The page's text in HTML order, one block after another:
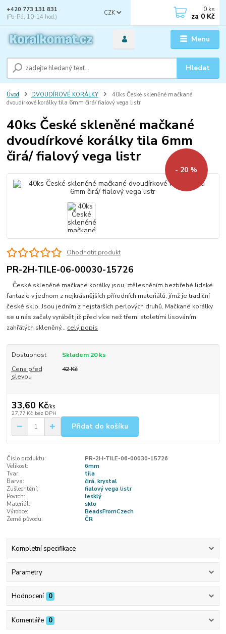
Menu
CZK
Hledat
+420 773 131 831
(Po-Pá, 10-14 hod.)
0 ks
za 0 Kč
Úvod DVOUDÍROVÉ KORÁLKY
40ks České skleněné mačkané
dvoudírkové korálky tila 6mm čirá/ fialový vega listr
40ks České skleněné mačkané
dvoudírkové korálky tila 6mm
čirá/ fialový vega listr
- 20 %
Ohodnotit produkt
PR-2H-TILE-06-00030-15726
České skleněné mačkané korálky jsou, ztělesněním bezbřehé lidské
fantazie v jednom z nejkrásnějších přírodních materiálů, jímž je tradiční
české sklo. Jsou jedním z nejstarších perlových druhů. Mačkané korálky
se u nás začaly vyrábět již před více než třemi stoletími lisováním
zahřátých skleněný... celý popis
Dostupnost
Skladem 20 ks
Cena před
slevou
42 Kč
33,60 Kč/ks
27,77 Kč bez DPH
Přidat do košíku
Číslo produktu:
PR-2H-TILE-06-00030-15726
Velikost:
6mm
Tvar:
tila
Barva:
čirá, krystal
Zušlechtění:
fialový vega listr
Povrch:
lesklý
Materiál:
sklo
Výrobce:
BeadsFromCzech
Země původu:
ČR
Kompletní specifikace
Parametry
Hodnocení 0
Komentáře 0